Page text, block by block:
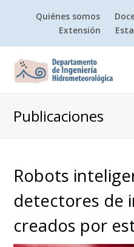
Quiénes somos
Extensión
Publicaciones
Robots
detectores de
creados por